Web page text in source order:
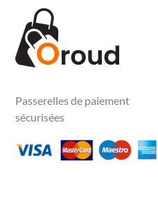
Passerelles de paiement
sécurisées